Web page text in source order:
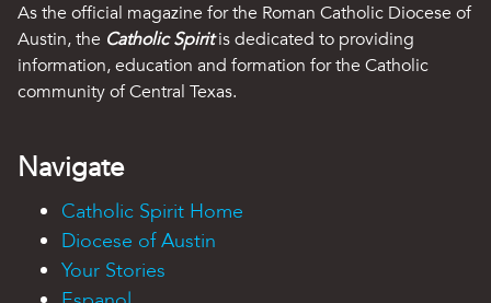
As the official magazine for the Roman Catholic Diocese of
Austin, the Catholic Spiritis dedicated to providing
information, education and formation for the Catholic
community of Central Texas.
Navigate
Catholic Spirit Home
Diocese of Austin
Your Stories